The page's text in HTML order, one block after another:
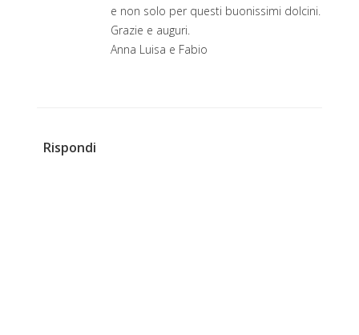
e non solo per questi buonissimi dolcini.
Grazie e auguri.
Anna Luisa e Fabio
Rispondi